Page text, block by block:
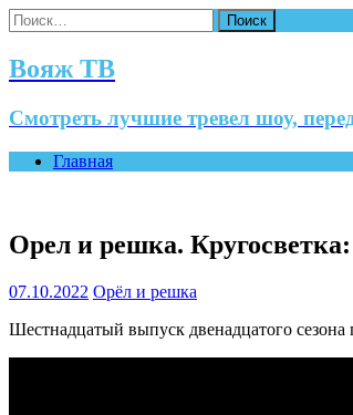
Найти:
Вояж ТВ
Смотреть лучшие тревел шоу,
Главная
Орел и решка.
07.10.2022 Орёл и решка
Шестнадцатый выпуск двенадцатого